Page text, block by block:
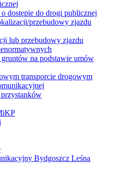
dostępie do drogi publicznej
przebudowy zjazdu
lub przebudowy zjazdu
na podstawie umów
transporcie drogowym
Bydgoszcz Leśna